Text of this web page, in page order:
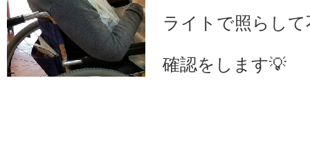
ライトで照らして
確認をします💡